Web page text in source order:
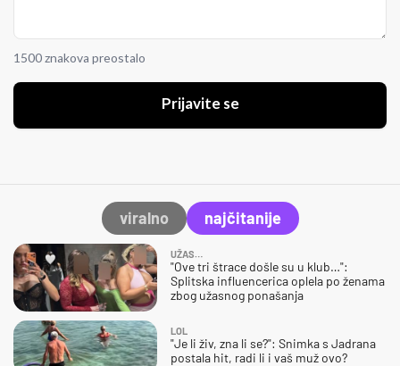
1500 znakova preostalo
Prijavite se
viralno najčitanije
UŽAS…
"Ove tri štrace došle su u klub…":
Splitska influencerica oplela po ženama
zbog užasnog ponašanja
LOL
"Je li živ, zna li se?": Snimka s Jadrana
postala hit, radi li i vaš muž ovo?